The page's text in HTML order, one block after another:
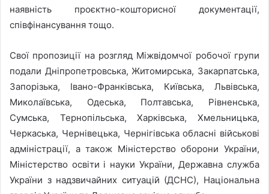
наявність проєктно-кошторисної документації,
співфінансування тощо.
Свої пропозиції на розгляд Міжвідомчої робочої групи
подали Дніпропетровська, Житомирська, Закарпатська,
Запорізька, Івано-Франківська, Київська, Львівська,
Миколаївська, Одеська, Полтавська, Рівненська,
Сумська, Тернопільська, Харківська, Хмельницька,
Черкаська, Чернівецька, Чернігівська обласні військові
адміністрації, а також Міністерство оборони України,
Міністерство освіти і науки України, Державна служба
України з надзвичайних ситуацій (ДСНС), Національна